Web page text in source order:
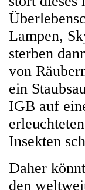
Lampen,
sterben
von
ein
IGB auf
Insekten
Daher
den